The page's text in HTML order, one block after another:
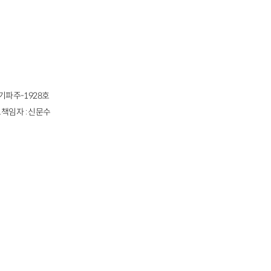
파주-1928호
임자 : 신문수